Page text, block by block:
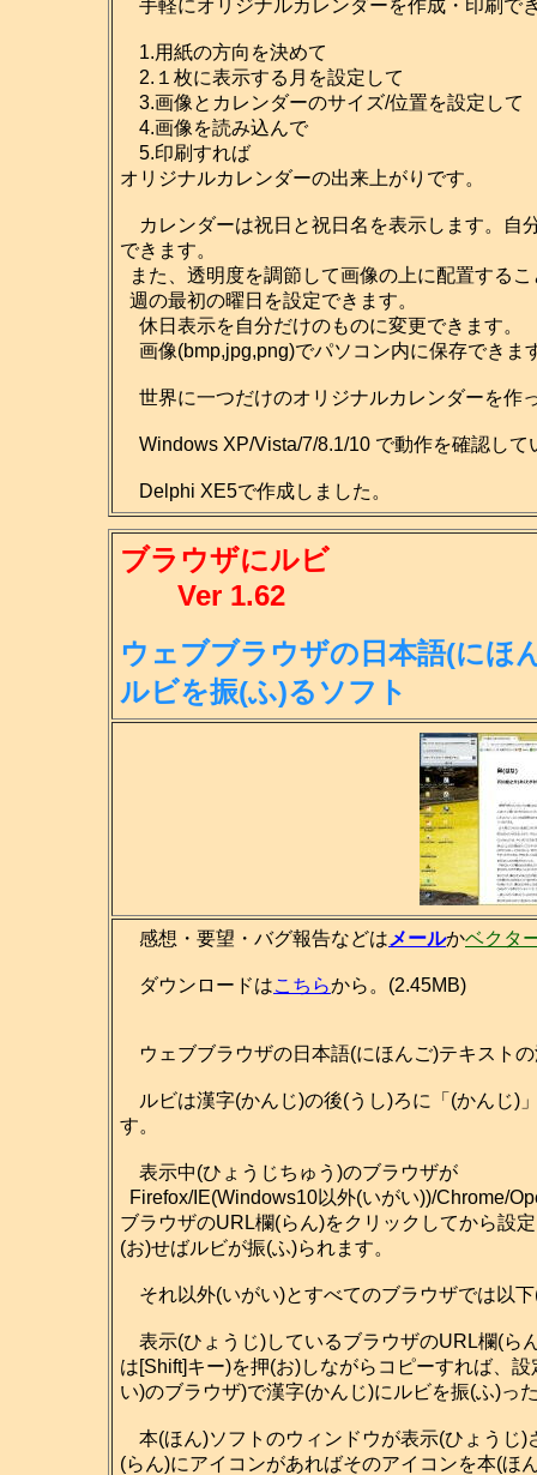
手軽にオリジナルカレンダーを作成・印刷で
1.用紙の方向を決めて
2.１枚に表示する月を設定して
3.画像とカレンダーのサイズ/位置を設定して
4.画像を読み込んで
5.印刷すれば
オリジナルカレンダーの出来上がりです。
カレンダーは祝日と祝日名を表示します。自
できます。
また、透明度を調節して画像の上に配置する
週の最初の曜日を設定できます。
休日表示を自分だけのものに変更できます。
画像(bmp,jpg,png)でパソコン内に保存できま
世界に一つだけのオリジナルカレンダーを作
Windows XP/Vista/7/8.1/10 で動作を確認して
Delphi XE5で作成しました。
ブラウザにルビ
Ver 1.62
ウェブブラウザの日本語(にほ
ルビを振(ふ)るソフト
感想・要望・バグ報告などは メールかベクタ
ダウンロードはこちらから。(2.45MB)
ウェブブラウザの日本語(にほんご)テキスト
ルビは漢字(かんじ)の後(うし)ろに「(かんじ)
す。
表示中(ひょうじちゅう)のブラウザが
Firefox/IE(Windows10以外(いがい))/Chrome/
ブラウザのURL欄(らん)をクリックしてから設
(お)せばルビが振(ふ)られます。
それ以外(いがい)とすべてのブラウザでは以
表示(ひょうじ)しているブラウザのURL欄(ら
は[Shift]キー)を押(お)しながらコピーすれば、
い)のブラウザ)で漢字(かんじ)にルビを振(ふ)
本(ほん)ソフトのウィンドウが表示(ひょうじ)
(らん)にアイコンがあればそのアイコンを本(ほ